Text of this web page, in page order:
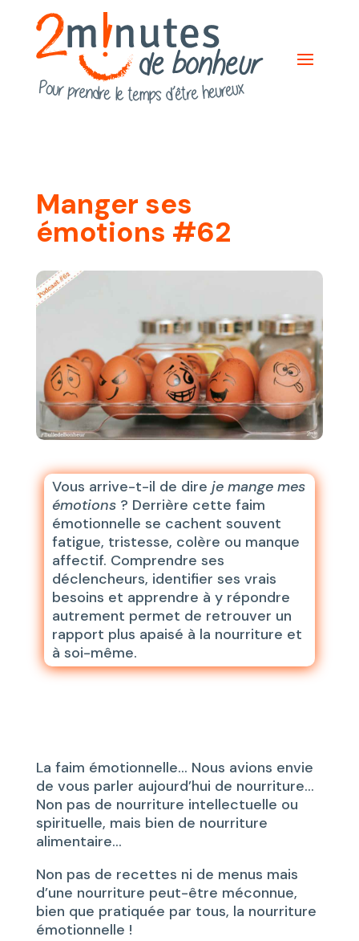
Manger ses
émotions #62
Vous arrive-t-il de dire je mange mes
émotions? Derrière cette faim
émotionnelle se cachent souvent
fatigue, tristesse, colère ou manque
affectif. Comprendre ses
déclencheurs, identifier ses vrais
besoins et apprendre à y répondre
autrement permet de retrouver un
rapport plus apaisé à la nourriture et
à soi-même.
La faim émotionnelle… Nous avions envie
de vous parler aujourd’hui de nourriture…
Non pas de nourriture intellectuelle ou
spirituelle, mais bien de nourriture
alimentaire…
Non pas de recettes ni de menus mais
d’une nourriture peut-être méconnue,
bien que pratiquée par tous, la nourriture
émotionnelle !